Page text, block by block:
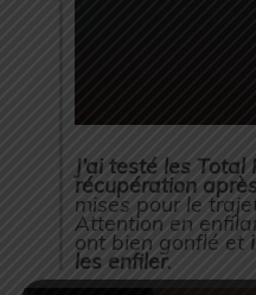
J’ai testé les Total
récupération
mises pour le
Attention en
ont bien gonflé et
les enfiler.